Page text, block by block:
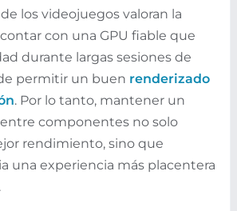
los videojuegos valoran la
con una GPU fiable que
durante largas sesiones de
permitir un buen renderizado
. Por lo tanto, mantener un
componentes no solo
rendimiento, sino que
una experiencia más placentera